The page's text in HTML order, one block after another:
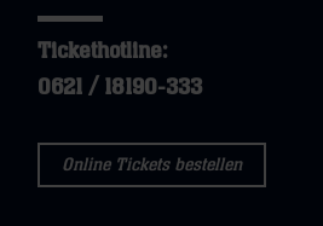
Tickethotline:
0621 / 18190-333
Online Tickets bestellen